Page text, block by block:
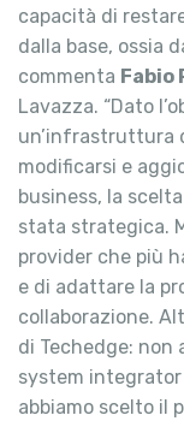
capacità di
dalla base, ossia
commenta Fabio
Lavazza. “Dato
un’infrastruttura
modificarsi e
business, la
stata strategica.
provider che più
e di adattare la
collaborazione.
di Techedge: non
system
abbiamo scelto il